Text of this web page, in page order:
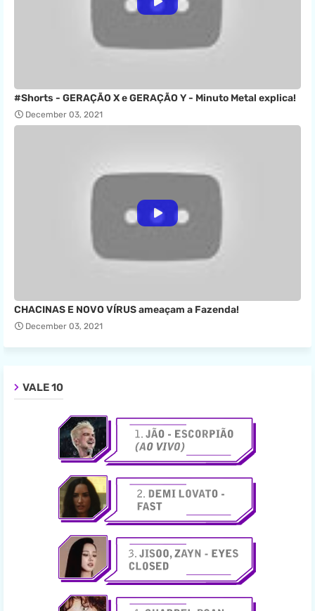
#Shorts - GERAÇÃO X e GERAÇÃO Y - Minuto Metal explica!
December 03, 2021
CHACINAS E NOVO VÍRUS ameaçam a Fazenda!
December 03, 2021
VALE 10